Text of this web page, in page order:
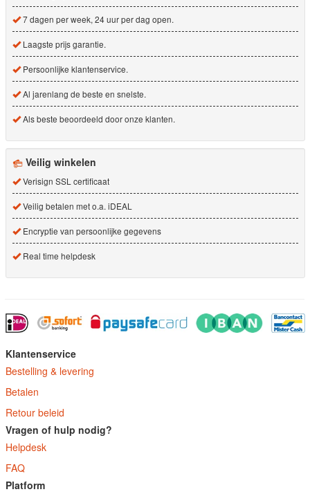
7 dagen per week, 24 uur per dag open.
Laagste prijs garantie.
Persoonlijke klantenservice.
Al jarenlang de beste en snelste.
Als beste beoordeeld door onze klanten.
Veilig winkelen
Verisign SSL certificaat
Veilig betalen met o.a. iDEAL
Encryptie van persoonlijke gegevens
Real time helpdesk
Klantenservice
Bestelling & levering
Betalen
Retour beleid
Vragen of hulp nodig?
Helpdesk
FAQ
Platform